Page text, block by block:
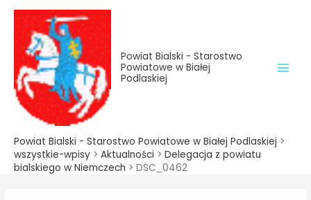
treści
Przejdź
treści
Powiat Bialski - Starostwo
Powiatowe w Białej
Podlaskiej
Powiat Bialski - Starostwo Powiatowe w Białej Podlaskiej >
wszystkie-wpisy > Aktualności > Delegacja z powiatu
bialskiego w Niemczech > DSC_0462